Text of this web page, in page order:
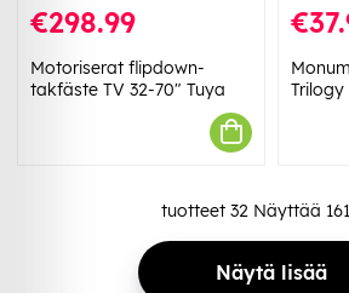
€298.99
Motoriserat flipdown-
takfäste TV 32-70" Tuya
Trilogy
tuotteet 32 Näyttää
Näytä lisää